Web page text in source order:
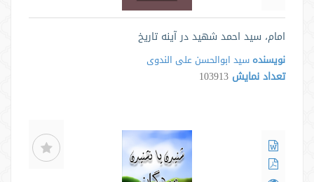
امام، سید احمد شهید در آینه تاریخ
نویسنده سید ابوالحسن علی الندوی
تعداد نمایش 103913